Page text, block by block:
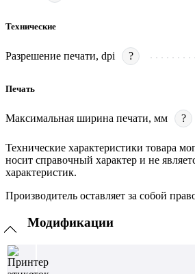
Технические
Разрешение печати, dpi ?
Печать
Максимальная ширина печати, мм ?
Технические характеристики товара
носит справочный характер и не
характеристик.
Производитель оставляет за собой
Модификации